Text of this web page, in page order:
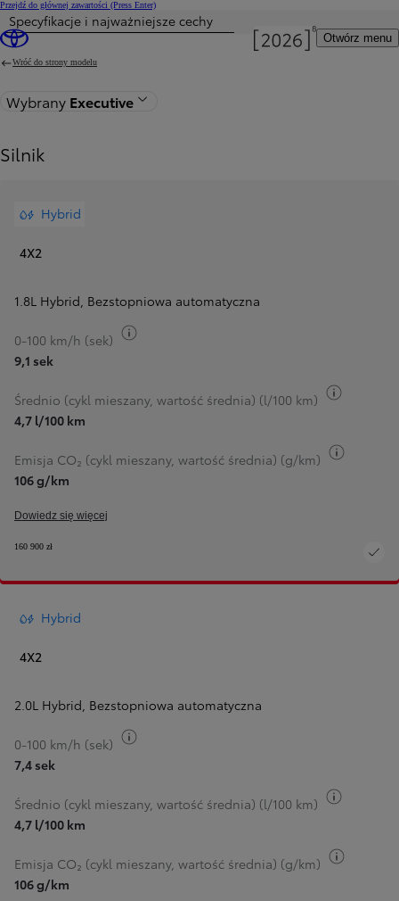
Przejdź do głównej zawartości (Press Enter)
Otwórz menu
Specyfikacje i najważniejsze cechy
Wróć do strony modelu
Wybrany Executive
Silnik
Hybrid
4X2
1.8L Hybrid, Bezstopniowa automatyczna
0-100 km/h (sek)
9,1 sek
Średnio (cykl mieszany, wartość średnia) (l/100 km)
4,7 l/100 km
Emisja CO₂ (cykl mieszany, wartość średnia) (g/km)
106 g/km
Dowiedz się więcej
160 900 zł
Hybrid
4X2
2.0L Hybrid, Bezstopniowa automatyczna
0-100 km/h (sek)
7,4 sek
Średnio (cykl mieszany, wartość średnia) (l/100 km)
4,7 l/100 km
Emisja CO₂ (cykl mieszany, wartość średnia) (g/km)
106 g/km